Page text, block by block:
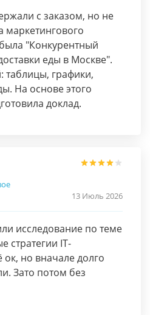
с заказом, но не
маркетингового
"Конкурентный
еды в Москве".
таблицы, графики,
На основе этого
доклад.
13 Июль 2026
исследование по теме
стратегии IT-
но вначале долго
Зато потом без